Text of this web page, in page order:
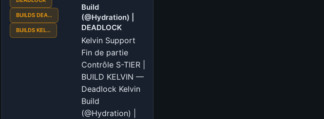
Spirit
Lady
Hydration
(@Hydration)
|
BUILDS DEA…
BUILDS KEL…
Build
(@Hydration) |
DEADLOCK
Kelvin Support
Fin de partie
Contrôle S-TIER |
BUILD KELVIN —
Deadlock Kelvin
Build
(@Hydration) |